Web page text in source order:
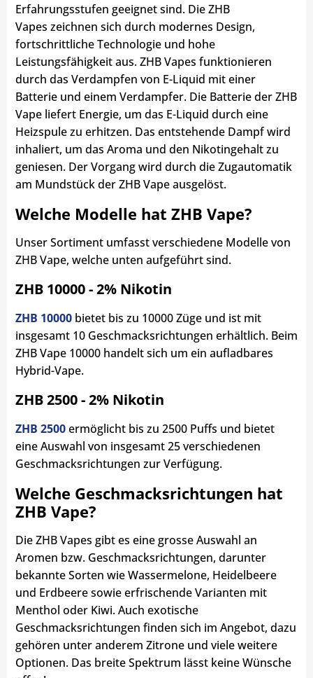
Erfahrungsstufen geeignet sind. Die ZHB
Vapes zeichnen sich durch modernes Design,
fortschrittliche Technologie und hohe
Leistungsfähigkeit aus. ZHB Vapes funktionieren
durch das Verdampfen von E-Liquid mit einer
Batterie und einem Verdampfer. Die Batterie der ZHB
Vape liefert Energie, um das E-Liquid durch eine
Heizspule zu erhitzen. Das entstehende Dampf wird
inhaliert, um das Aroma und den Nikotingehalt zu
geniesen. Der Vorgang wird durch die Zugautomatik
am Mundstück der ZHB Vape ausgelöst.
Welche Modelle hat ZHB Vape?
Unser Sortiment umfasst verschiedene Modelle von
ZHB Vape, welche unten aufgeführt sind.
ZHB 10000 - 2% Nikotin
ZHB 10000 bietet bis zu 10000 Züge und ist mit
insgesamt 10 Geschmacksrichtungen erhältlich. Beim
ZHB Vape 10000 handelt sich um ein aufladbares
Hybrid-Vape.
ZHB 2500 - 2% Nikotin
ZHB 2500ermöglicht bis zu 2500 Puffs und bietet
eine Auswahl von insgesamt 25 verschiedenen
Geschmacksrichtungen zur Verfügung.
Welche Geschmacksrichtungen hat
ZHB Vape?
Die ZHB Vapes gibt es eine grosse Auswahl an
Aromen bzw. Geschmacksrichtungen, darunter
bekannte Sorten wie Wassermelone, Heidelbeere
und Erdbeere sowie erfrischende Varianten mit
Menthol oder Kiwi. Auch exotische
Geschmacksrichtungen finden sich im Angebot, dazu
gehören unter anderem Zitrone und viele weitere
Optionen. Das breite Spektrum lässt keine Wünsche